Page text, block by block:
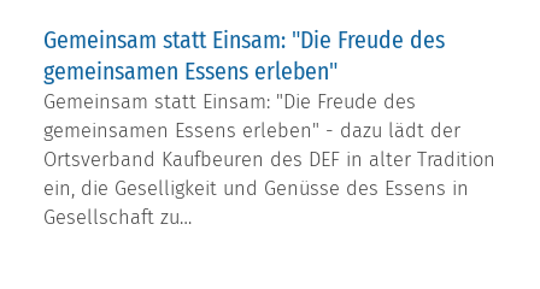
Gemeinsam statt Einsam: "Die Freude des
gemeinsamen Essens erleben"
Gemeinsam statt Einsam: "Die Freude des
gemeinsamen Essens erleben" - dazu lädt der
Ortsverband Kaufbeuren des DEF in alter Tradition
ein, die Geselligkeit und Genüsse des Essens in
Gesellschaft zu…